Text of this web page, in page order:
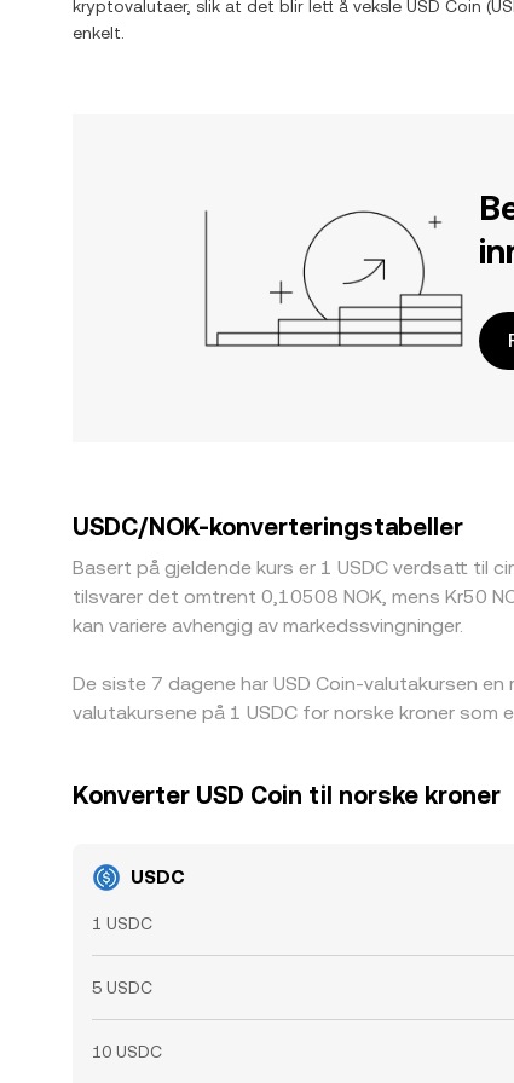
kryptovalutaer, slik at det blir lett å veksle USD Coin (
enkelt.
USDC/NOK-konverteringstabeller
Basert på gjeldende kurs er 1 USDC verdsatt til
tilsvarer det omtrent 0,10508 NOK, mens Kr50
kan variere avhengig av markedssvingninger.
De siste 7 dagene har USD Coin-valutakursen
valutakursene på 1 USDC for norske kroner som
Konverter USD Coin til norske kroner
USDC
1 USDC
5 USDC
10 USDC